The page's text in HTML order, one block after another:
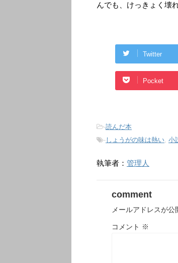
んでも、けっきょく壊
Twitter
Pocket
-読んだ本
-しょうがの味は熱い, 小
執筆者： 管理人
comment
メールアドレスが公
コメント ※